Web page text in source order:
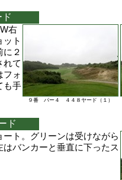
９番 パー４ ４４８ヤード（１）
右
ット
に２
れて
フォ
も手
ド
ト。グリーンは受けながら
バンカーと垂直に下ったス